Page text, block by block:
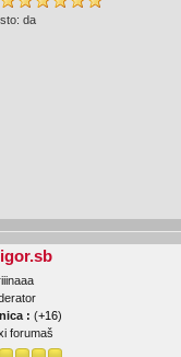
da
igor.sb
:(+16)
forumaš